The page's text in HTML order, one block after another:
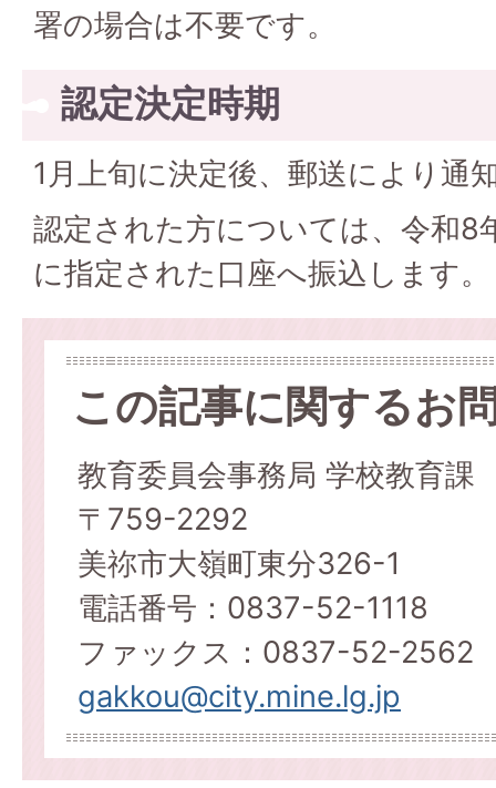
署の場合は不要です。
認定決定時期
1月上旬に決定後、郵送により通
認定された方については、令和8
に指定された口座へ振込します。
この記事に関するお
教育委員会事務局 学校教育課
〒759-2292
美祢市大嶺町東分326-1
電話番号：0837-52-1118
ファックス：0837-52-2562
gakkou@city.mine.lg.jp